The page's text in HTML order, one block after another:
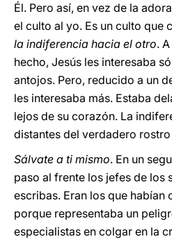
Él. Pero así, en vez de la
el culto al yo. Es un culto que
la indiferencia hacia el otro.
hecho, Jesús les interesaba
antojos. Pero, reducido a un
les interesaba más. Estaba
lejos de su corazón. La
distantes del verdadero
Sálvate a ti mismo. En un
paso al frente los jefes de los
escribas. Eran los que habían
porque representaba un
especialistas en colgar en la